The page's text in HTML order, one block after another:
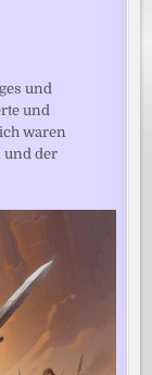
und
und
waren
und der